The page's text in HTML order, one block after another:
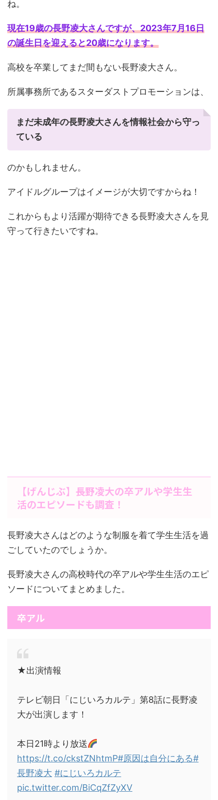
ね。
現在19歳の長野凌大さんですが、2023年7月16日
の誕生日を迎えると20歳になります。
高校を卒業してまだ間もない長野凌大さん。
所属事務所であるスターダストプロモーションは、
まだ未成年の長野凌大さんを情報社会から守っ
ている
のかもしれません。
アイドルグループはイメージが大切ですからね！
これからもより活躍が期待できる長野凌大さんを見
守って行きたいですね。
【げんじぶ】長野凌大の卒アルや学生生
活のエピソードも調査！
長野凌大さんはどのような制服を着て学生生活を過
ごしていたのでしょうか。
長野凌大さんの高校時代の卒アルや学生生活のエピ
ソードについてまとめました。
卒アル
★出演情報
テレビ朝日「にじいろカルテ」第8話に長野凌
大が出演します！
本日21時より放送
https://t.co/ckstZNhtmP#原因は自分にある#
長野凌大 #にじいろカルテ
pic.twitter.com/BiCqZfZyXV